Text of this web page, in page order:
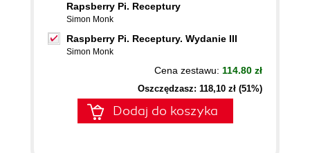
Rapsberry Pi. Receptury
Simon Monk
Raspberry Pi. Receptury. Wydanie III
Simon Monk
Cena zestawu: 114.80 zł
Oszczędzasz: 118,10 zł (51%)
Dodaj do koszyka